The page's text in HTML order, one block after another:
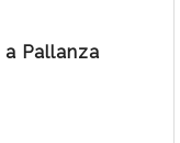
Pallanza